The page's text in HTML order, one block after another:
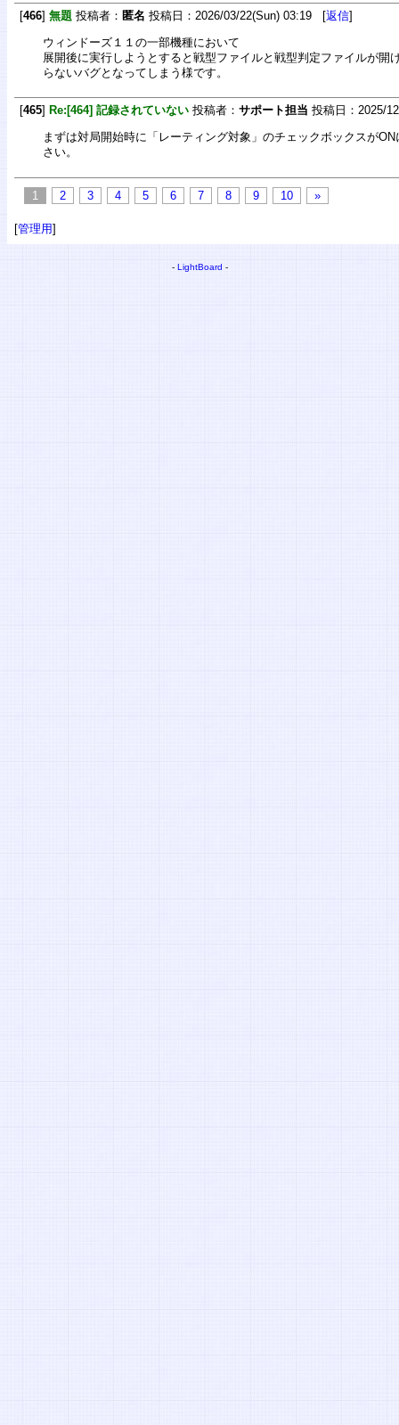
[466] 無題 投稿者： 匿名 投稿日：2026/03/22(Sun) 03:19 [返信]
ウィンドーズ１１の一部機種において
展開後に実行しようとすると戦型ファイルと戦型判定ファイルが開
らないバグとなってしまう様です。
[465] Re:[464] 記録されていない 投稿者： サポート担当 投稿日：2025/
まずは対局開始時に「レーティング対象」のチェックボックスが
さい。
1 2 3 4 5 6 7 8 9 10 »
[管理用]
- LightBoard -